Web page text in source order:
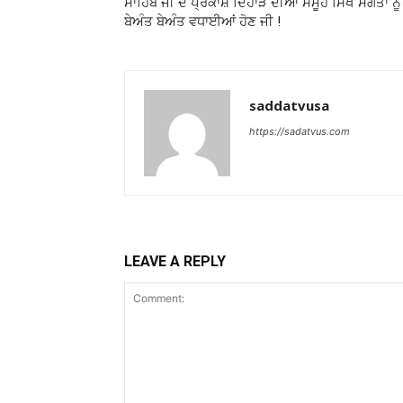
ਬੇਅੰਤ ਬੇਅੰਤ ਵਧਾਈਆਂ ਹੋਣ ਜੀ !
saddatvusa
https://sadatvus.com
LEAVE A REPLY